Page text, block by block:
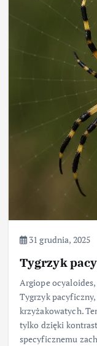
31 grudnia, 2025
Tygrzyk
Argiope
Tygrzyk
krzyżakowatych.
tylko dzięki
specyficznemu